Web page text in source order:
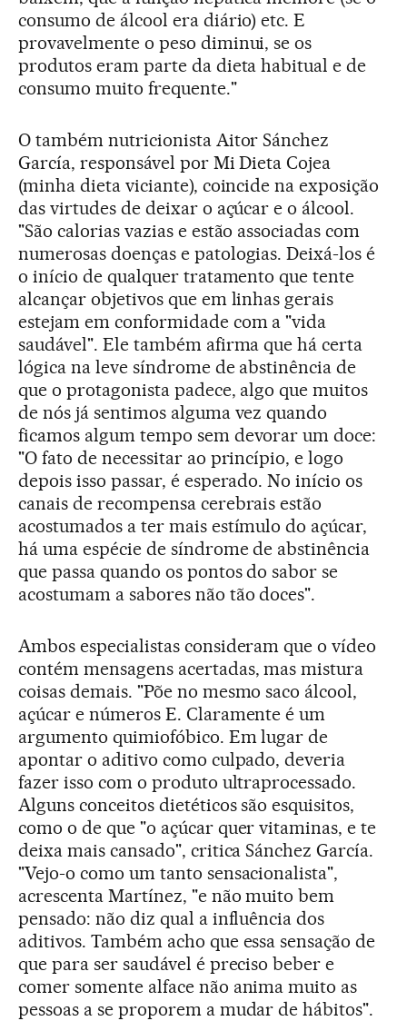
consumo de álcool era diário) etc. E
provavelmente o peso diminui, se os
produtos eram parte da dieta habitual e de
consumo muito frequente."
O também nutricionista Aitor Sánchez
García, responsável por Mi Dieta Cojea
(minha dieta viciante), coincide na exposição
das virtudes de deixar o açúcar e o álcool.
"São calorias vazias e estão associadas com
numerosas doenças e patologias. Deixá-los é
o início de qualquer tratamento que tente
alcançar objetivos que em linhas gerais
estejam em conformidade com a "vida
saudável". Ele também afirma que há certa
lógica na leve síndrome de abstinência de
que o protagonista padece, algo que muitos
de nós já sentimos alguma vez quando
ficamos algum tempo sem devorar um doce:
"O fato de necessitar ao princípio, e logo
depois isso passar, é esperado. No início os
canais de recompensa cerebrais estão
acostumados a ter mais estímulo do açúcar,
há uma espécie de síndrome de abstinência
que passa quando os pontos do sabor se
acostumam a sabores não tão doces".
Ambos especialistas consideram que o vídeo
contém mensagens acertadas, mas mistura
coisas demais. "Põe no mesmo saco álcool,
açúcar e números E. Claramente é um
argumento quimiofóbico. Em lugar de
apontar o aditivo como culpado, deveria
fazer isso com o produto ultraprocessado.
Alguns conceitos dietéticos são esquisitos,
como o de que "o açúcar quer vitaminas, e te
deixa mais cansado", critica Sánchez García.
"Vejo-o como um tanto sensacionalista",
acrescenta Martínez, "e não muito bem
pensado: não diz qual a influência dos
aditivos. Também acho que essa sensação de
que para ser saudável é preciso beber e
comer somente alface não anima muito as
pessoas a se proporem a mudar de hábitos".